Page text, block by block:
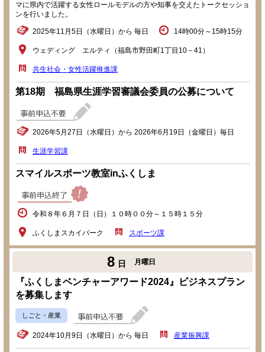
マに県内で活躍する女性ロールモデルの方や知事を交えたトークセッショ
ンを行いました。
2025年11月5日（水曜日）から 毎日 14時00分～15時15分
ウェディング エルティ（福島市野田町1丁目10－41）
共生社会・女性活躍推進課
第18期 福島県生涯学習審議会委員の公募について
2026年5月27日（水曜日）から 2026年6月19日（金曜日）毎日
生涯学習課
スマイルスポーツ教室inふくしま
令和８年６月７日（日）１０時００分～１５時１５分
ふくしまスカイパーク スポーツ課
8 日 月曜日
『ふくしまベンチャーアワード2024』ビジネスプラン
を募集します
しごと・産業
2024年10月9日（水曜日）から 毎日 産業振興課